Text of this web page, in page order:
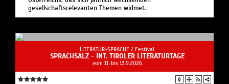
gesellschaftsrelevanten Themen widmet.
LITERATUR+SPRACHE / Festival
SPRACHSALZ - INT. TIROLER LITERATURTAGE
vom 11. bis 13.9.2026